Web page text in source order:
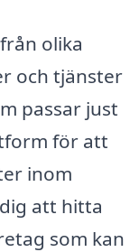
olika
och tjänster
passar just
för att
inom
att hitta
som kan